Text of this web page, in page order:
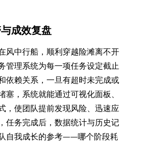
成效复盘
风中行船，顺利穿越险滩离不开
管理系统为每一项任务设定截止
依赖关系，一旦有超时未完成或
塞，系统就能通过可视化面板、
，使团队提前发现风险、迅速应
任务完成后，数据统计与历史记
自我成长的参考——哪个阶段耗